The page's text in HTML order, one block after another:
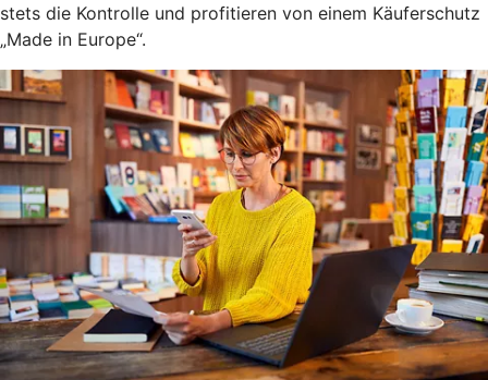
stets die Kontrolle und profitieren von einem Käuferschutz
„Made in Europe“.